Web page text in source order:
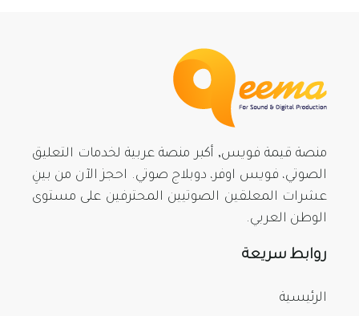
منصة قيمة فويس, أكبر منصة عربية لخدمات التعليق
الصوتي، فويس اوفر، دوبلاج صوتي. احجز الآن من بينِ
عشرات المعلقين الصوتيين المحترفين على مستوى
الوطن العربي.
روابط سريعة
الرئيسية